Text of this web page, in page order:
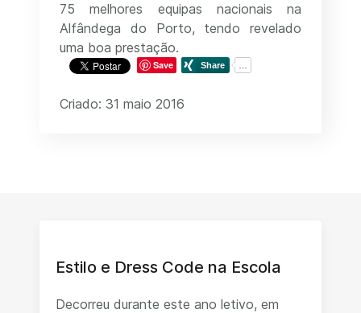
75 melhores equipas nacionais na
Alfândega do Porto, tendo revelado
uma boa prestação.
Save
Criado: 31 maio 2016
Estilo e Dress Code na Escola
Decorreu durante este ano letivo, em